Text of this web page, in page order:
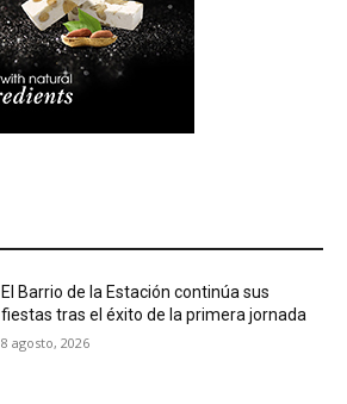
El Barrio de la Estación continúa sus
fiestas tras el éxito de la primera jornada
8 agosto, 2026